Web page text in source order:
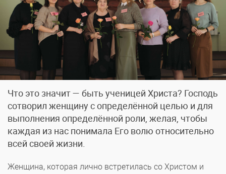
Что это значит — быть ученицей Христа? Господь
сотворил женщину с определённой целью и для
выполнения определённой роли, желая, чтобы
каждая из нас понимала Его волю относительно
всей своей жизни.
Женщина, которая лично встретилась со Христом и